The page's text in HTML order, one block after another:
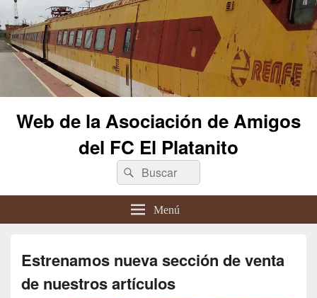
Web de la Asociación de Amigos
del FC El Platanito
Buscar
por:
Buscar
Menú
Estrenamos nueva sección de venta
de nuestros artículos